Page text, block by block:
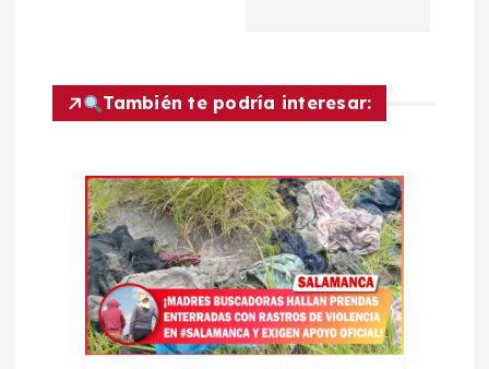
ó
n
También te podría interesar: